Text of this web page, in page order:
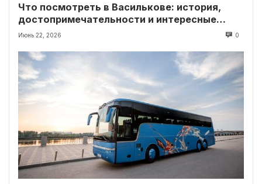
Что посмотреть в Василькове: история,
достопримечательности и интересные
локации рядом
Июнь 22, 2026 0